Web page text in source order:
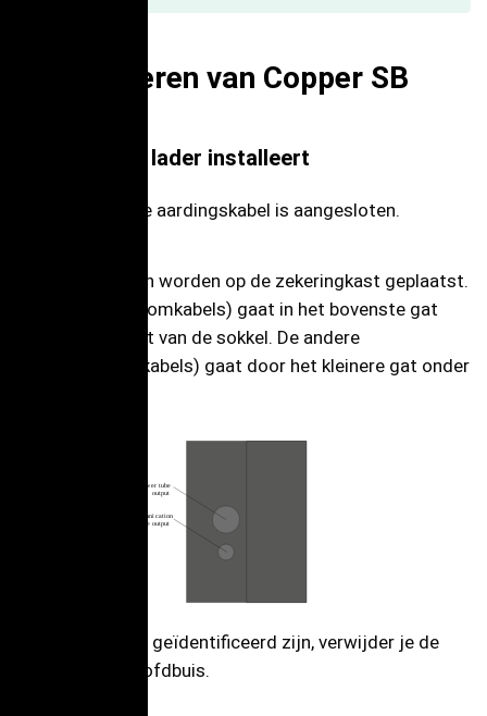
8. Installeren van Copper SB
Voordat u de lader installeert
Controleer of de aardingskabel is aangesloten.
Twee eindbuizen worden op de zekeringkast geplaatst.
De dikkere (stroomkabels) gaat in het bovenste gat
aan de linkerkant van de sokkel. De andere
(communicatiekabels) gaat door het kleinere gat onder
ower tube
output
ommuni cation
tube output
Zodra de kabels geïdentificeerd zijn, verwijder je de
moer van de hoofdbuis.